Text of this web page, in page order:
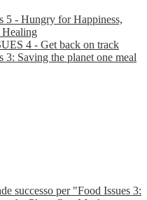
5 - Hungry for Happiness,
Healing
4 - Get back on track
3: Saving the planet one meal
successo per "Food Issues 3: